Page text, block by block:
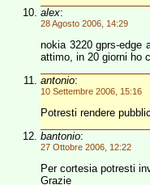
alex:
28 Agosto 2006, 14:29
nokia 3220 gprs-edge
attimo, in 20 giorni ho
antonio:
10 Settembre 2006, 15:16
Potresti rendere
bantonio:
27 Ottobre 2006, 12:22
Per cortesia potresti
Grazie